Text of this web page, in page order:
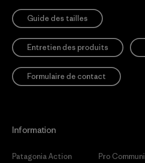
Guide des tailles
Entretien des produits
Formulaire de contact
Information
Patagonia Action
Pro